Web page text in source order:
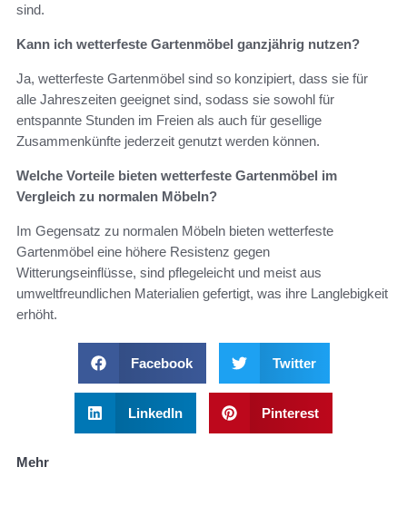
sind.
Kann ich wetterfeste Gartenmöbel ganzjährig nutzen?
Ja, wetterfeste Gartenmöbel sind so konzipiert, dass sie für
alle Jahreszeiten geeignet sind, sodass sie sowohl für
entspannte Stunden im Freien als auch für gesellige
Zusammenkünfte jederzeit genutzt werden können.
Welche Vorteile bieten wetterfeste Gartenmöbel im
Vergleich zu normalen Möbeln?
Im Gegensatz zu normalen Möbeln bieten wetterfeste
Gartenmöbel eine höhere Resistenz gegen
Witterungseinflüsse, sind pflegeleicht und meist aus
umweltfreundlichen Materialien gefertigt, was ihre Langlebigkeit
erhöht.
Facebook Twitter
LinkedIn Pinterest
Mehr